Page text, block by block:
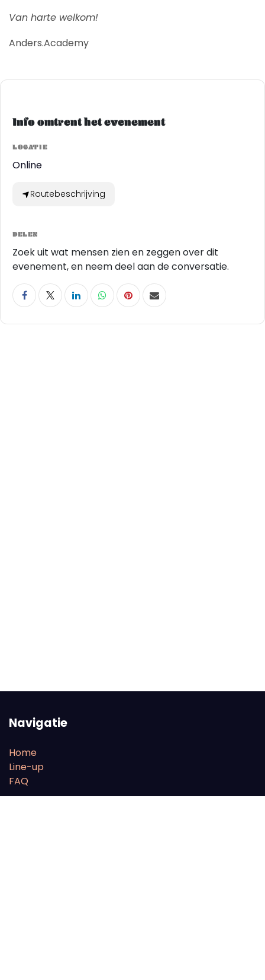
Van harte welkom!
Anders.Academy
Info omtrent het evenement
LOCATIE
Online
Routebeschrijving
DELEN
Zoek uit wat mensen zien en zeggen over dit
evenement, en neem deel aan de conversatie.
Navigatie
Home
Line-up
FAQ